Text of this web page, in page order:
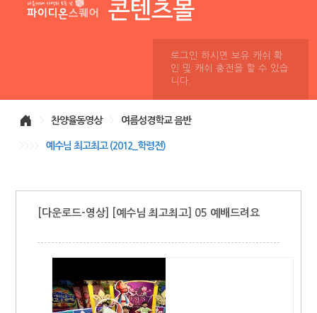
로그인 하시면 보유 캐쉬 확
인 및 캐쉬 충전을 할 수 있습
니다.
찬양율동영상 여름성경학교 음반
예수님 최고최고 (2012_학령전)
[다운로드-영상] [예수님 최고최고] 05 예배드려요